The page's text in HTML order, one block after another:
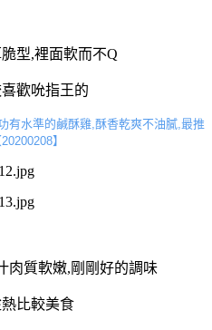
型,裡面軟而不Q
歡吮指王的
有水準的鹹酥雞,酥香乾爽不油膩,最推
】
肉質軟嫩,剛剛好的調味
比較美食